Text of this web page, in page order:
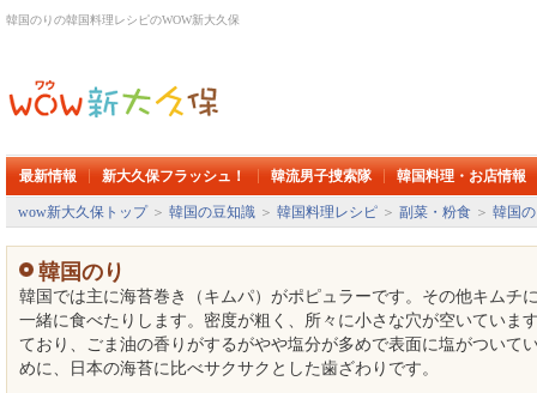
韓国のりの韓国料理レシピのWOW新大久保
最新情報 新大久保フラッシュ！ 韓流男子捜索隊 韓国料理・お店情報
wow新大久保トップ＞ 韓国の豆知識 ＞ 韓国料理レシピ ＞ 副菜・粉食 ＞ 韓国
韓国のり
韓国では主に海苔巻き（キムパ）がポピュラーです。その他キムチ
一緒に食べたりします。密度が粗く、所々に小さな穴が空いていま
ており、ごま油の香りがするがやや塩分が多めで表面に塩がついて
めに、日本の海苔に比べサクサクとした歯ざわりです。